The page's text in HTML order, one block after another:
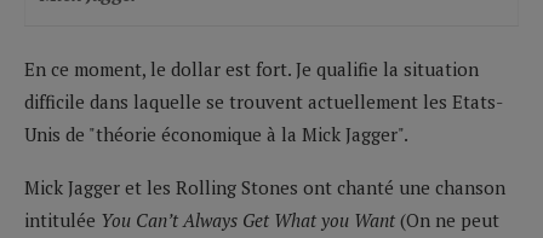
En ce moment, le dollar est fort. Je qualifie la situation
difficile dans laquelle se trouvent actuellement les Etats-
Unis de "théorie économique à la Mick Jagger".
Mick Jagger et les Rolling Stones ont chanté une chanson
intitulée You Can’t Always Get What you Want (On ne peut